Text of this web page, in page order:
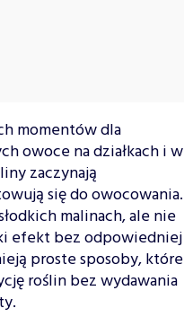
momentów dla
owoce na działkach i w
zaczynają
się do owocowania.
malinach, ale nie
efekt bez odpowiedniej
proste sposoby, które
roślin bez wydawania